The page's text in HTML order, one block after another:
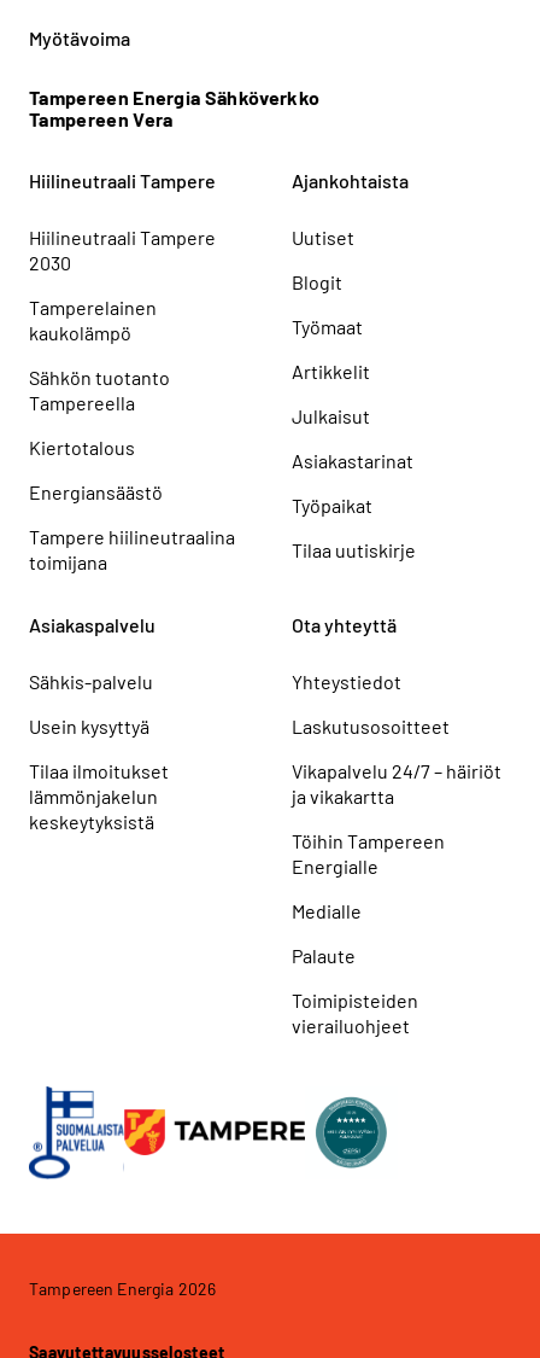
Myötävoima
Tampereen Energia Sähköverkko
Tampereen Vera
Hiilineutraali Tampere
Hiilineutraali Tampere
2030
Tamperelainen
kaukolämpö
Sähkön tuotanto
Tampereella
Kiertotalous
Energiansäästö
Tampere hiilineutraalina
toimijana
Ajankohtaista
Uutiset
Blogit
Työmaat
Artikkelit
Julkaisut
Asiakastarinat
Työpaikat
Tilaa uutiskirje
Asiakaspalvelu
Sähkis-palvelu
Usein kysyttyä
Tilaa ilmoitukset
lämmönjakelun
keskeytyksistä
Ota yhteyttä
Yhteystiedot
Laskutusosoitteet
Vikapalvelu 24/7 – häiriöt
ja vikakartta
Töihin Tampereen
Energialle
Medialle
Palaute
Toimipisteiden
vierailuohjeet
Tampereen Energia 2026
Saavutettavuusselosteet